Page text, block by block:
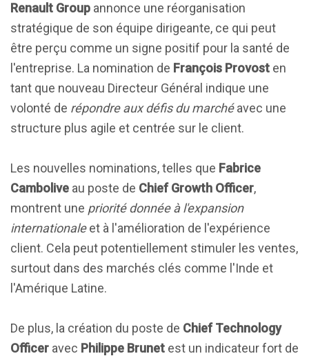
Renault Group annonce une réorganisation
stratégique de son équipe dirigeante, ce qui peut
être perçu comme un signe positif pour la santé de
l'entreprise. La nomination de François Provost en
tant que nouveau Directeur Général indique une
volonté de répondre aux défis du marchéavec une
structure plus agile et centrée sur le client.
Les nouvelles nominations, telles que Fabrice
Cambolive au poste de Chief Growth Officer,
montrent une priorité donnée à l'expansion
internationaleet à l'amélioration de l'expérience
client. Cela peut potentiellement stimuler les ventes,
surtout dans des marchés clés comme l'Inde et
l'Amérique Latine.
De plus, la création du poste de Chief Technology
Officer avec Philippe Brunet est un indicateur fort de